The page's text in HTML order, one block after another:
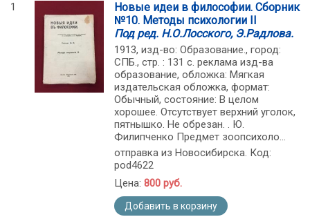
1
Новые идеи в философии. Сборник
№10. Методы психологии II
Под ред. Н.О.Лосского, Э.Радлова.
1913, изд-во: Образование., город:
СПБ., стр. : 131 с. реклама изд-ва
образование, обложка: Мягкая
издательская обложка, формат:
Обычный, состояние: В целом
хорошее. Отсутствует верхний уголок,
пятнышко. Не обрезан. . Ю.
Филипченко Предмет зоопсихоло...
отправка из Новосибирска. Код:
pod4622
Цена: 800 руб.
Добавить в корзину